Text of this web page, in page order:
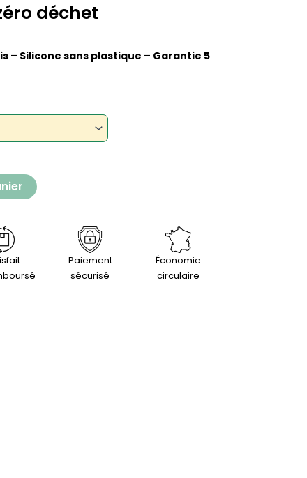
déchet
– Silicone sans plastique – Garantie 5
Paiement
sécurisé
Économie
circulaire